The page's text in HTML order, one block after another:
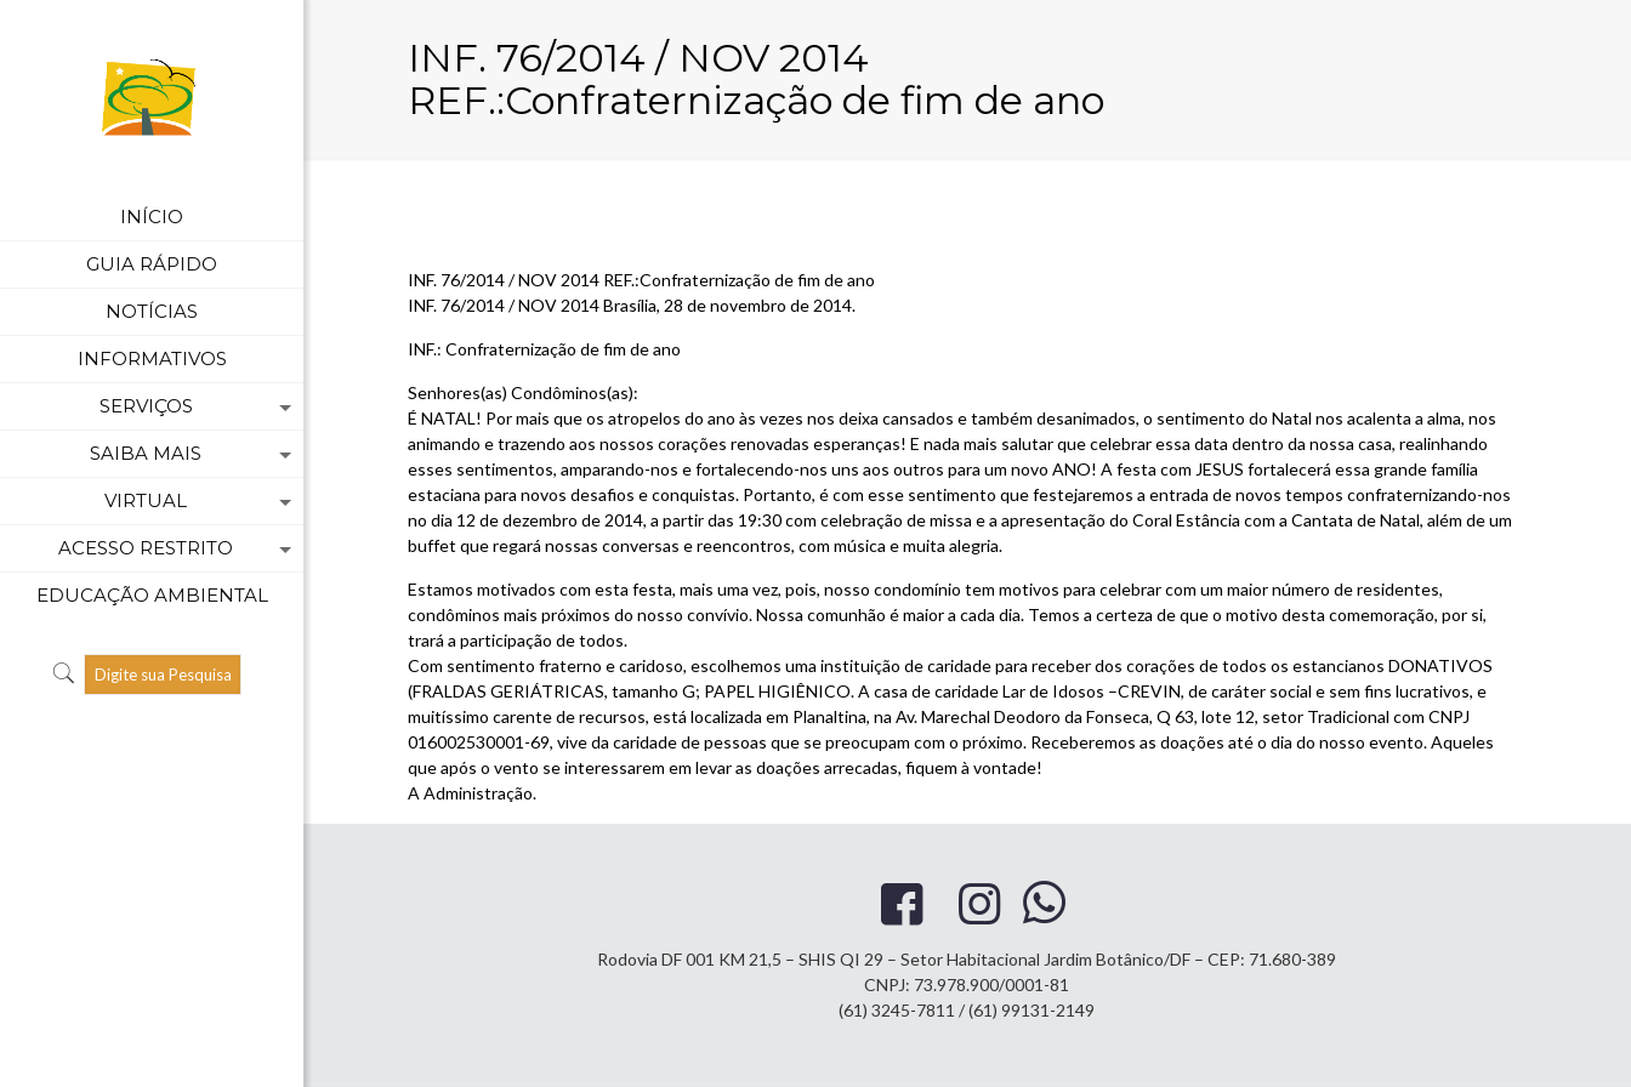
INÍCIO
GUIA RÁPIDO
NOTÍCIAS
INFORMATIVOS
SERVIÇOS
SAIBA MAIS
VIRTUAL
ACESSO RESTRITO
EDUCAÇÃO AMBIENTAL
INF. 76/2014 / NOV 2014
REF.:Confraternização de fim de ano
INF. 76/2014 / NOV 2014 REF.:Confraternização de fim de ano
INF. 76/2014 / NOV 2014 Brasília, 28 de novembro de 2014.
INF.: Confraternização de fim de ano
Senhores(as) Condôminos(as):
É NATAL! Por mais que os atropelos do ano às vezes nos deixa cansados e também desanimados, o sentimento do Natal nos acalenta a alma, nos
animando e trazendo aos nossos corações renovadas esperanças! E nada mais salutar que celebrar essa data dentro da nossa casa, realinhando
esses sentimentos, amparando-nos e fortalecendo-nos uns aos outros para um novo ANO! A festa com JESUS fortalecerá essa grande família
estaciana para novos desafios e conquistas. Portanto, é com esse sentimento que festejaremos a entrada de novos tempos confraternizando-nos
no dia 12 de dezembro de 2014, a partir das 19:30 com celebração de missa e a apresentação do Coral Estância com a Cantata de Natal, além de um
buffet que regará nossas conversas e reencontros, com música e muita alegria.
Estamos motivados com esta festa, mais uma vez, pois, nosso condomínio tem motivos para celebrar com um maior número de residentes,
condôminos mais próximos do nosso convívio. Nossa comunhão é maior a cada dia. Temos a certeza de que o motivo desta comemoração, por si,
trará a participação de todos.
Com sentimento fraterno e caridoso, escolhemos uma instituição de caridade para receber dos corações de todos os estancianos DONATIVOS
(FRALDAS GERIÁTRICAS, tamanho G; PAPEL HIGIÊNICO. A casa de caridade Lar de Idosos –CREVIN, de caráter social e sem fins lucrativos, e
muitíssimo carente de recursos, está localizada em Planaltina, na Av. Marechal Deodoro da Fonseca, Q 63, lote 12, setor Tradicional com CNPJ
016002530001-69, vive da caridade de pessoas que se preocupam com o próximo. Receberemos as doações até o dia do nosso evento. Aqueles
que após o vento se interessarem em levar as doações arrecadas, fiquem à vontade!
A Administração.
Rodovia DF 001 KM 21,5 – SHIS QI 29 – Setor Habitacional Jardim Botânico/DF – CEP: 71.680-389
CNPJ: 73.978.900/0001-81
(61) 3245-7811 / (61) 99131-2149